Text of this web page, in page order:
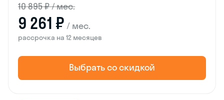
10 895 ₽ / мес.
9 261 ₽ / мес.
рассрочка на 12 месяцев
Выбрать со скидкой